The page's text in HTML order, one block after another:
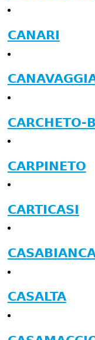
CANARI
CARCHETO-
CARPINETO
CARTICASI
CASALTA